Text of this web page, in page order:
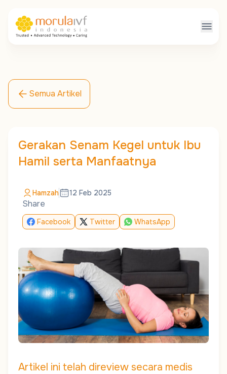
Semua Artikel
Gerakan Senam Kegel untuk Ibu
Hamil serta Manfaatnya
Hamzah 12 Feb 2025
Share
Facebook Twitter WhatsApp
Artikel ini telah direview secara medis